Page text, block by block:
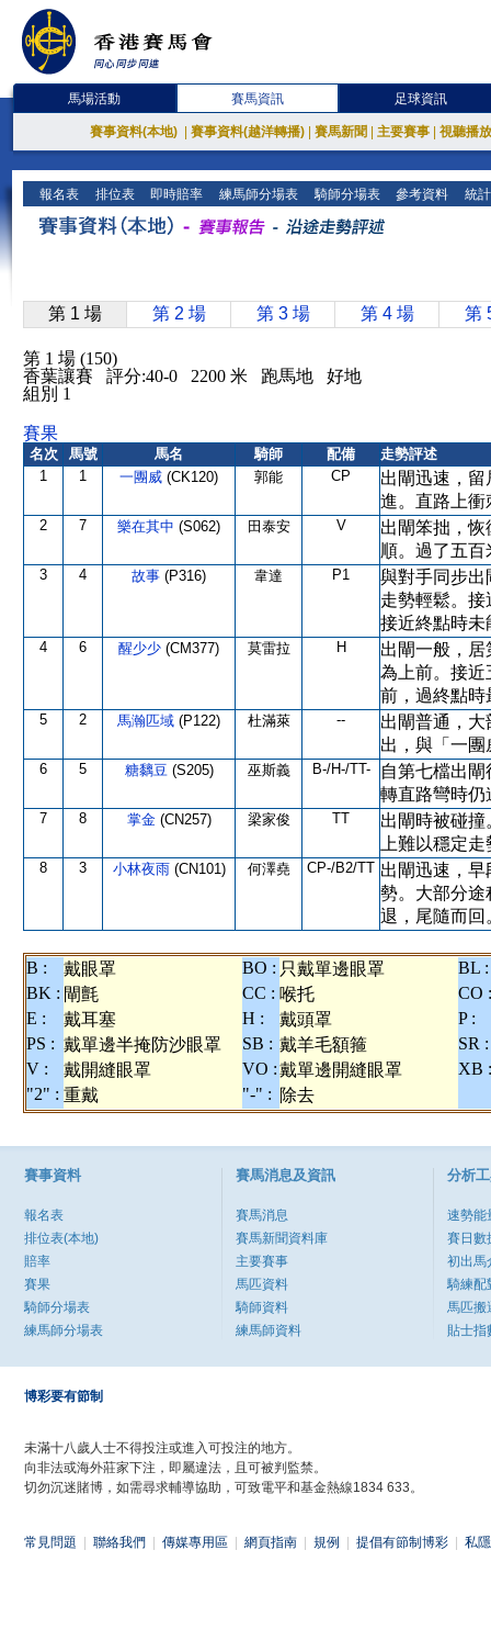
馬場活動 賽馬資訊 足球資訊
賽事資料(本地) 賽事資料(越洋轉播) 賽馬新聞 主要賽事 視聽播
報名表 排位表 即時賠率 練馬師分場表 騎師分場表 參考資料 統
第 1 場 第 2 場 第 3 場 第 4 場 第
第 1 場 (150)
香葉讓賽 評分:40-0 2200 米 跑馬地 好地
組別 1
賽果
名次 馬號 馬名 騎師 配備
走勢評述
1
1 一團威 (CK120) 郭能 CP
出閘迅速，
進。直路上衝
2 7 樂在其中 (S062) 田泰安 V
出閘笨拙，
順。過了五
3 4 故事 (P316) 韋達 P1
與對手同步出
走勢輕鬆。
接近終點時未
4 6 醒少少 (CM377) 莫雷拉 H
出閘一般，
為上前。接近
前，過終點時
5 2 馬瀚匹域 (P122) 杜滿萊 --
出閘普通，
出，與「一
6 5 糖黐豆 (S205) 巫斯義 B-/H-/TT-
自第七檔出
轉直路彎時仍
7 8 掌金 (CN257) 梁家俊 TT
出閘時被碰
上難以穩定
8 3 小林夜雨 (CN101) 何澤堯 CP-/B2/TT 出閘迅速，
勢。大部分途
退，尾隨而回
B : 戴眼罩 BO : 只戴單邊眼罩
BL :
BK : 閘氈 CC : 喉托
CO :
E :
戴耳塞 H : 戴頭罩
P :
PS : 戴單邊半掩防沙眼罩 SB : 戴羊毛額箍
SR :
V :
戴開縫眼罩 VO :戴單邊開縫眼罩
XB :
"2" : 重戴 "-" : 除去
賽事資料
報名表
排位表(本地)
賠率
賽果
騎師分場表
練馬師分場表
賽馬消息及資訊
賽馬消息
賽馬新聞資料庫
主要賽事
馬匹資料
騎師資料
練馬師資料
分析
速勢能
賽日數
初出馬
騎練配
馬匹搬
貼士指
博彩要有節制
未滿十八歲人士不得投注或進入可投注的地方。
向非法或海外莊家下注，即屬違法，且可被判監禁。
切勿沉迷賭博，如需尋求輔導協助，可致電平和基金熱線1834 633。
常見問題 聯絡我們 傳媒專用區 網頁指南 規例 提倡有節制博彩 私